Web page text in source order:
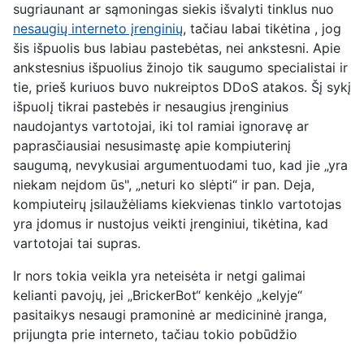
sugriaunant ar sąmoningas siekis išvalyti tinklus nuo
nesaugių interneto įrenginių, tačiau labai tikėtina , jog
šis išpuolis bus labiau pastebėtas, nei ankstesni. Apie
ankstesnius išpuolius žinojo tik saugumo specialistai ir
tie, prieš kuriuos buvo nukreiptos DDoS atakos. Šį sykį
išpuolį tikrai pastebės ir nesaugius įrenginius
naudojantys vartotojai, iki tol ramiai ignoravę ar
paprasčiausiai nesusimastę apie kompiuterinį
saugumą, nevykusiai argumentuodami tuo, kad jie „yra
niekam neįdom ūs", „neturi ko slėpti“ ir pan. Deja,
kompiuteirų įsilaužėliams kiekvienas tinklo vartotojas
yra įdomus ir nustojus veikti įrenginiui, tikėtina, kad
vartotojai tai supras.
Ir nors tokia veikla yra neteisėta ir netgi galimai
kelianti pavojų, jei „BrickerBot“ kenkėjo „kelyje“
pasitaikys nesaugi pramoninė ar medicininė įranga,
prijungta prie interneto, tačiau tokio pobūdžio